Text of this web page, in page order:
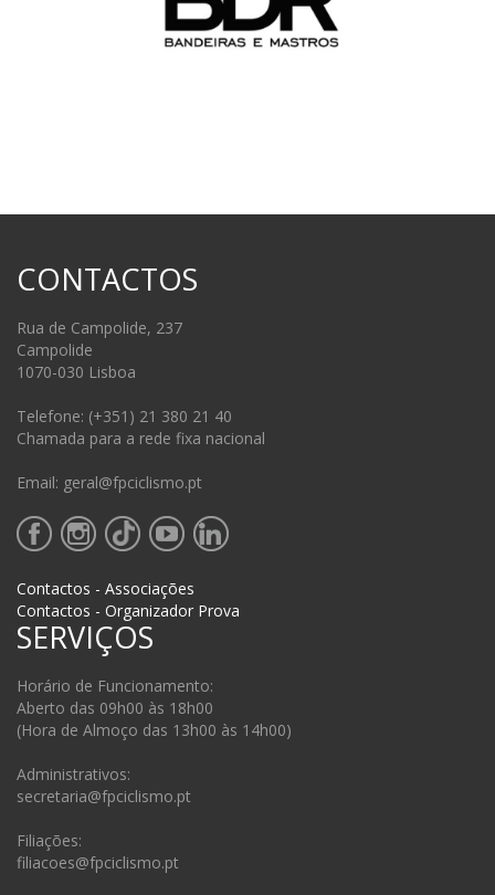
CONTACTOS
Rua de Campolide, 237
Campolide
1070-030 Lisboa
Telefone: (+351) 21 380 21 40
Chamada para a rede fixa nacional
Email: geral@fpciclismo.pt
Contactos - Associações
Contactos - Organizador Prova
SERVIÇOS
Horário de Funcionamento:
Aberto das 09h00 às 18h00
(Hora de Almoço das 13h00 às 14h00)
Administrativos:
secretaria@fpciclismo.pt
Filiações:
filiacoes@fpciclismo.pt